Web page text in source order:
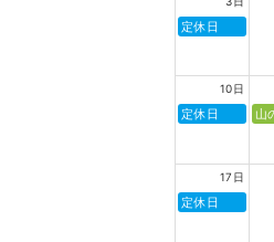
定休日
10日
定休日 山
17日
定休日